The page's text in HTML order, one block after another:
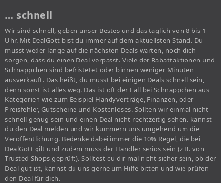
… schnell
Wir sind schnell, geben unser Bestes und das täglich von 8 bis 1
Uhr. Mit DealGott bist du immer auf dem aktuellsten Stand. Du
musst weder lange auf die nächsten Deals warten, noch dich
sorgen, dass du einen Deal verpasst. Viele der Rabattaktionen und
Schnäppchen sind befristetet oder binnen weniger Minuten
ausverkauft. Das heißt, du musst bei einigen Deals schnell sein,
denn sonst ist alles weg. Das ist oft der Fall bei Schnäppchen aus
Kategorien wie zum Beispiel Handyverträge, Finanzen, oder
Preisfehler, Gutscheine und Kostenloses. Sollten wir einmal nicht
schnell genug sein und einen Deal nicht rechtzeitig sehen, kannst
du den Deal melden und wir kümmern uns umgehend um die
Veröffentlichung. Bedenke dabei immer die 10% Regel, die bei
DealGott gilt und zudem muss der Händler seriös sein (z.B. von
Trusted Shops geprüft). Solltest du dir mal nicht sicher sein, ob der
Deal gut ist, kannst du uns gerne um Hilfe bitten und wie prüfen
den Deal für dich.